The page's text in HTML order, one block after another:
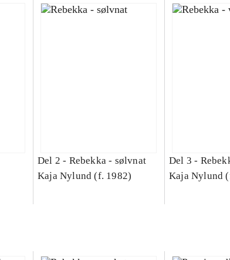
Del 2 - Rebekka - sølvnat
Kaja Nylund (f. 1982)
Del 3 -
Kaja Nylund